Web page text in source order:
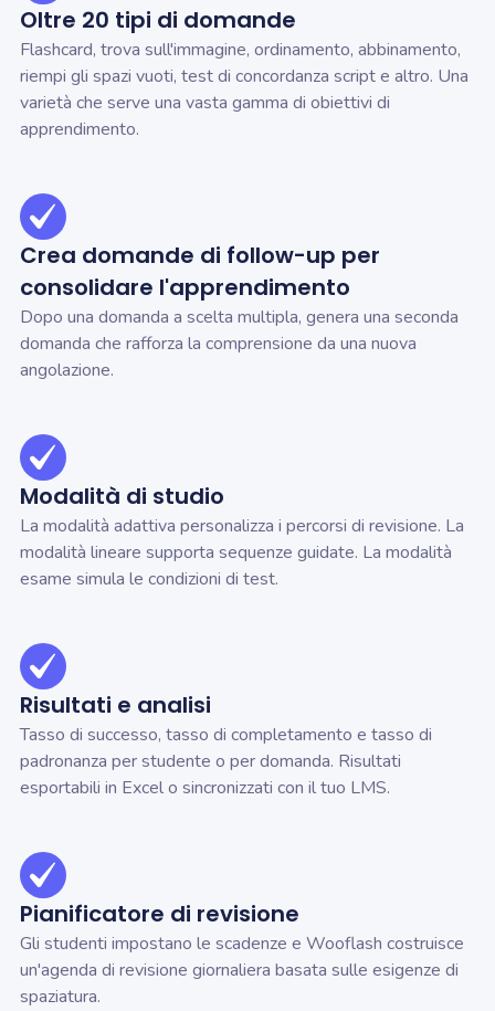
Oltre 20 tipi di domande
Flashcard, trova sull'immagine, ordinamento, abbinamento,
riempi gli spazi vuoti, test di concordanza script e altro. Una
varietà che serve una vasta gamma di obiettivi di
apprendimento.
Crea domande di follow-up per
consolidare l'apprendimento
Dopo una domanda a scelta multipla, genera una seconda
domanda che rafforza la comprensione da una nuova
angolazione.
Modalità di studio
La modalità adattiva personalizza i percorsi di revisione. La
modalità lineare supporta sequenze guidate. La modalità
esame simula le condizioni di test.
Risultati e analisi
Tasso di successo, tasso di completamento e tasso di
padronanza per studente o per domanda. Risultati
esportabili in Excel o sincronizzati con il tuo LMS.
Pianificatore di revisione
Gli studenti impostano le scadenze e Wooflash costruisce
un'agenda di revisione giornaliera basata sulle esigenze di
spaziatura.